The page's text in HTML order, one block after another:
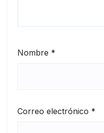
Nombre *
Correo electrónico *